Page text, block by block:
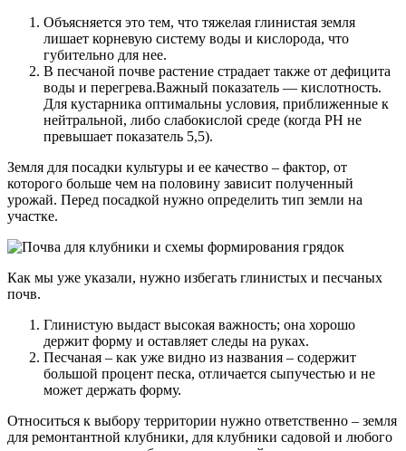
Объясняется это тем, что тяжелая глинистая земля
лишает корневую систему воды и кислорода, что
губительно для нее.
В песчаной почве растение страдает также от дефицита
воды и перегрева.Важный показатель — кислотность.
Для кустарника оптимальны условия, приближенные к
нейтральной, либо слабокислой среде (когда PH не
превышает показатель 5,5).
Земля для посадки культуры и ее качество – фактор, от
которого больше чем на половину зависит полученный
урожай. Перед посадкой нужно определить тип земли на
участке.
Как мы уже указали, нужно избегать глинистых и песчаных
почв.
Глинистую выдаст высокая важность; она хорошо
держит форму и оставляет следы на руках.
Песчаная – как уже видно из названия – содержит
большой процент песка, отличается сыпучестью и не
может держать форму.
Относиться к выбору территории нужно ответственно – земля
для ремонтантной клубники, для клубники садовой и любого